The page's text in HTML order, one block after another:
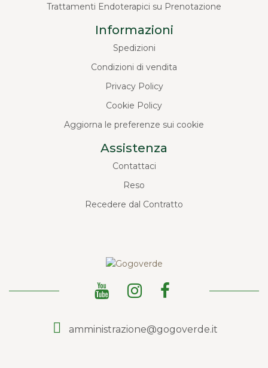
Trattamenti Endoterapici su Prenotazione
Informazioni
Spedizioni
Condizioni di vendita
Privacy Policy
Cookie Policy
Aggiorna le preferenze sui cookie
Assistenza
Contattaci
Reso
Recedere dal Contratto
amministrazione@gogoverde.it